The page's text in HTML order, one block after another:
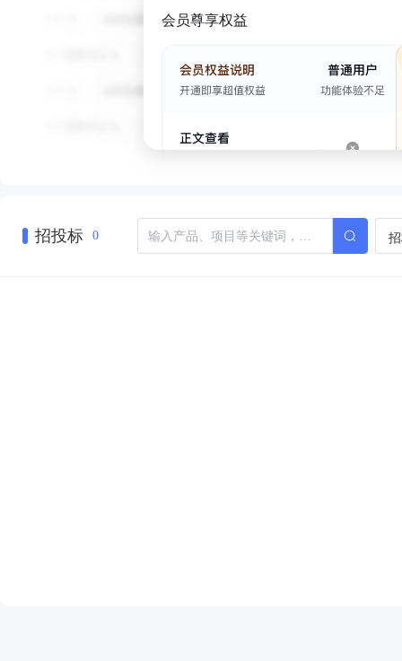
会员尊享权益
招投标 0